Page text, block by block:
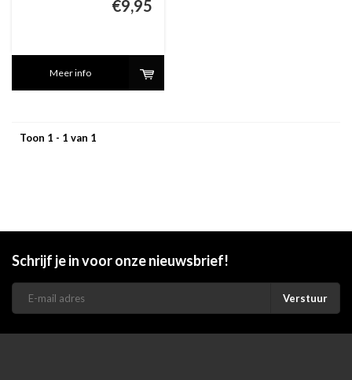
€9,95
Meer info
Toon 1 - 1 van 1
Schrijf je in voor onze nieuwsbrief!
Verstuur